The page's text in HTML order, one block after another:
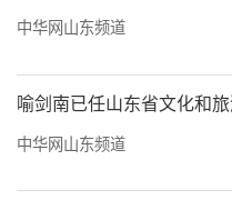
2024年是国
也是山
中华网山东频道
喻剑南已任山东省文化和
中华网山东频道